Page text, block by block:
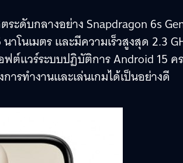
ดับกลางอย่าง Snapdragon 6s
โนเมตร และมีความเร็วสูงสุด 2.3
ฟต์แวร์ระบบปฏิบัติการ Android 15
รทำงานและเล่นเกมได้เป็นอย่างดี